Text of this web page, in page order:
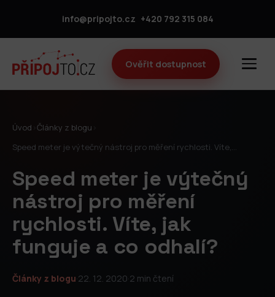
info@pripojto.cz +420 792 315 084
Ověřit dostupnost
Úvod Články z blogu
Speed meter je výtečný nástroj pro měření rychlosti. Víte,…
Speed meter je výtečný
nástroj pro měření
rychlosti. Víte, jak
funguje a co odhalí?
Články z blogu·22. 12. 2020·2 min čtení